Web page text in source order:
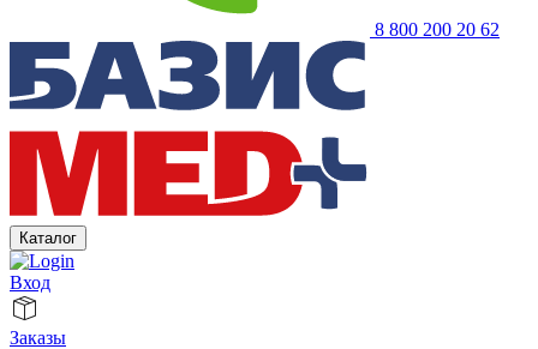
8 800 200 20 62
Каталог
Вход
Заказы